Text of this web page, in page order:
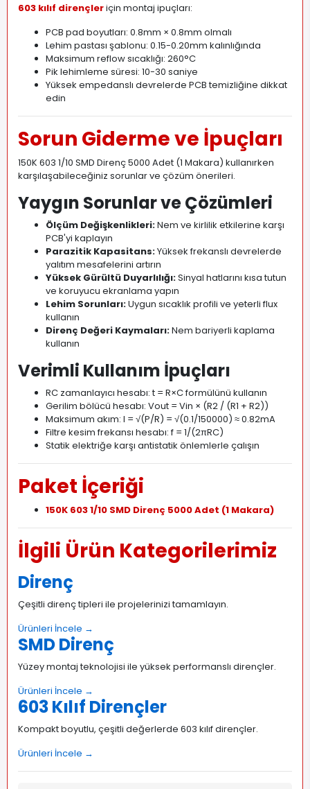
603 kılıf dirençleriçin montaj ipuçları:
PCB pad boyutları: 0.8mm × 0.8mm olmalı
Lehim pastası şablonu: 0.15-0.20mm kalınlığında
Maksimum reflow sıcaklığı: 260°C
Pik lehimleme süresi: 10-30 saniye
Yüksek empedanslı devrelerde PCB temizliğine dikkat
edin
Sorun Giderme ve İpuçları
150K 603 1/10 SMD Direnç 5000 Adet (1 Makara) kullanırken
karşılaşabileceğiniz sorunlar ve çözüm önerileri.
Yaygın Sorunlar ve Çözümleri
Ölçüm Değişkenlikleri:Nem ve kirlilik etkilerine karşı
PCB'yi kaplayın
Parazitik Kapasitans:Yüksek frekanslı devrelerde
yalıtım mesafelerini artırın
Yüksek Gürültü Duyarlılığı:Sinyal hatlarını kısa tutun
ve koruyucu ekranlama yapın
Lehim Sorunları:Uygun sıcaklık profili ve yeterli flux
kullanın
Direnç Değeri Kaymaları:Nem bariyerli kaplama
kullanın
Verimli Kullanım İpuçları
RC zamanlayıcı hesabı: t = R×C formülünü kullanın
Gerilim bölücü hesabı: Vout = Vin × (R2 / (R1 + R2))
Maksimum akım: I = √(P/R) = √(0.1/150000) ≈ 0.82mA
Filtre kesim frekansı hesabı: f = 1/(2πRC)
Statik elektriğe karşı antistatik önlemlerle çalışın
Paket İçeriği
150K 603 1/10 SMD Direnç 5000 Adet (1 Makara)
İlgili Ürün Kategorilerimiz
Direnç
Çeşitli direnç tipleri ile projelerinizi tamamlayın.
Ürünleri İncele →
SMD Direnç
Yüzey montaj teknolojisi ile yüksek performanslı dirençler.
Ürünleri İncele →
603 Kılıf Dirençler
Kompakt boyutlu, çeşitli değerlerde 603 kılıf dirençler.
Ürünleri İncele →